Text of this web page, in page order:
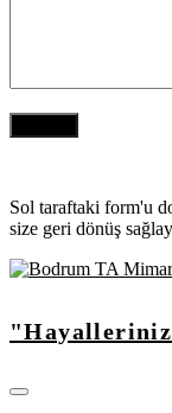
Sol taraftaki form'u
size geri dönüş